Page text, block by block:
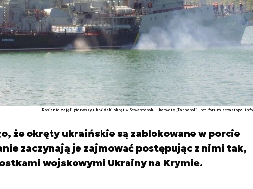
Rosjanie zajęli pierwszy ukraiński okręt w Sewastopolu – korwetę „Tarnopol” – fot. forum.sevastopol.info
że okręty ukraińskie są zablokowane w porcie
zaczynają je zajmować postępując z nimi tak,
wojskowymi Ukrainy na Krymie.